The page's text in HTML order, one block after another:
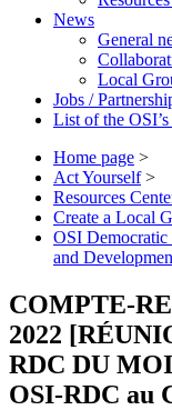
News
General
Local
Jobs /
List of the
Home page >
Act Yourself >
Resources
Create a Local
OSI
and
COMPTE-
2022
RDC DU
OSI-RDC au